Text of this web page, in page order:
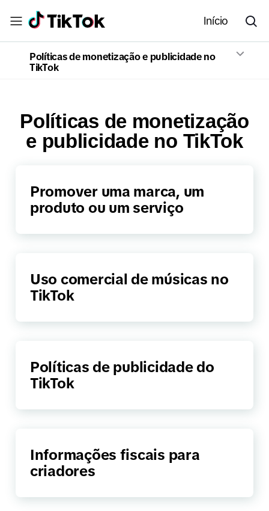
Início
Políticas de monetização e publicidade no
TikTok
Políticas de monetização
e publicidade no TikTok
Promover uma marca, um
produto ou um serviço
Uso comercial de músicas no
TikTok
Políticas de publicidade do
TikTok
Informações fiscais para
criadores